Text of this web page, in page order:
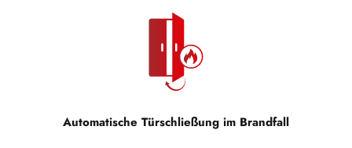
Automatische Türschließung im Brandfall